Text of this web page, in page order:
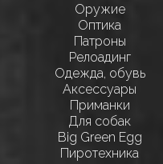
Оружие
Оптика
Патроны
Релоадинг
Одежда, обувь
Аксессуары
Приманки
Для собак
Big Green Egg
Пиротехника